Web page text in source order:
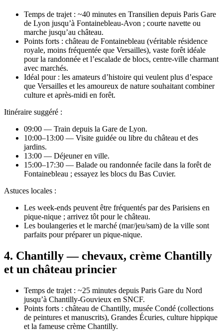
Temps de trajet : ~40 minutes en Transilien depuis Paris Gare
de Lyon jusqu’à Fontainebleau‑Avon ; courte navette ou
marche jusqu’au château.
Points forts : château de Fontainebleau (véritable résidence
royale, moins fréquentée que Versailles), vaste forêt idéale
pour la randonnée et l’escalade de blocs, centre‑ville charmant
avec marchés.
Idéal pour : les amateurs d’histoire qui veulent plus d’espace
que Versailles et les amoureux de nature souhaitant combiner
culture et après‑midi en forêt.
Itinéraire suggéré :
09:00 — Train depuis la Gare de Lyon.
10:00–13:00 — Visite guidée ou libre du château et des
jardins.
13:00 — Déjeuner en ville.
15:00–17:30 — Balade ou randonnée facile dans la forêt de
Fontainebleau ; essayez les blocs du Bas Cuvier.
Astuces locales :
Les week‑ends peuvent être fréquentés par des Parisiens en
pique‑nique ; arrivez tôt pour le château.
Les boulangeries et le marché (mar/jeu/sam) de la ville sont
parfaits pour préparer un pique‑nique.
4. Chantilly — chevaux, crème Chantilly
et un château princier
Temps de trajet : ~25 minutes depuis Paris Gare du Nord
jusqu’à Chantilly‑Gouvieux en SNCF.
Points forts : château de Chantilly, musée Condé (collections
de peintures et manuscrits), Grandes Écuries, culture hippique
et la fameuse crème Chantilly.